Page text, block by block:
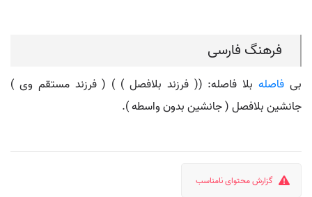
فرهنگ فارسی
بی فاصلهبلا فاصله: (( فرزند بلافصل ) ) ( فرزند مستقم وی )
جانشین بلافصل ( جانشین بدون واسطه ).
گزارش محتوای نامناسب